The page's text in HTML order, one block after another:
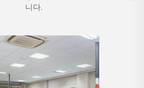
니다.